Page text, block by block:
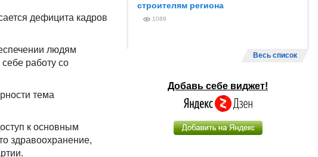
дефицита кадров
людям
работу со
тема
к основным
здравоохранение,
строителям региона
1089
Весь список
Добавь себе виджет!